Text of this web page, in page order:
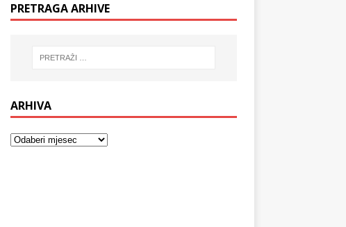
PRETRAGA ARHIVE
ARHIVA